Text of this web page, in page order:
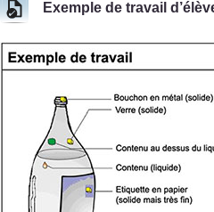
Exemple de travail